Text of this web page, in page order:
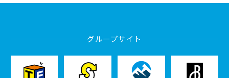
グループサイト